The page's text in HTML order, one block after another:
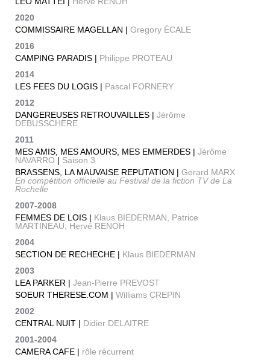
2020
COMMISSAIRE MAGELLAN | Gregory ÉCALE
2016
CAMPING PARADIS | Philippe PROTEAU
2014
LES FEES DU LOGIS | Pascal FORNERY
2012
DANGEREUSES RETROUVAILLES | Jérôme
DEBUSSCHERE
2011
MES AMIS, MES AMOURS, MES EMMERDES | Jérôme
NAVARRO | Saison 3
BRASSENS, LA MAUVAISE REPUTATION | Gerard MARX
En compétition officielle au Festival de la fiction TV de La
Rochelle
2007-2008
FEMMES DE LOIS | Klaus BIEDERMAN, Patrice
MARTINEAU, Hervé RENOH
2004
SECTION DE RECHECHE | Klaus BIEDERMAN
2003
LEA PARKER | Jean-Pierre PREVOST
SOEUR THERESE.COM | Williams CREPIN
2002
CENTRAL NUIT | Didier DELAITRE
2001-2004
CAMERA CAFE | rôle récurrent